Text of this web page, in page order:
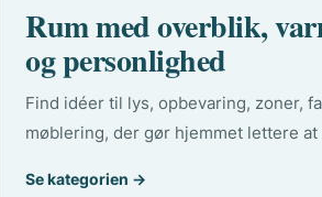
Rum med overblik,
og personlighed
Find idéer til lys, opbevaring, zoner,
møblering, der gør hjemmet lettere at
Se kategorien →